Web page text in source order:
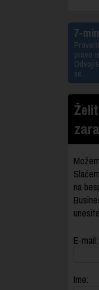
7-
pravo
se.
na
E-mail:
Ime: